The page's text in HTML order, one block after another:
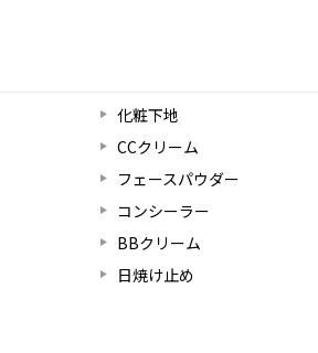
化粧下地
CCクリーム
フェースパウダー
コンシーラー
BBクリーム
日焼け止め